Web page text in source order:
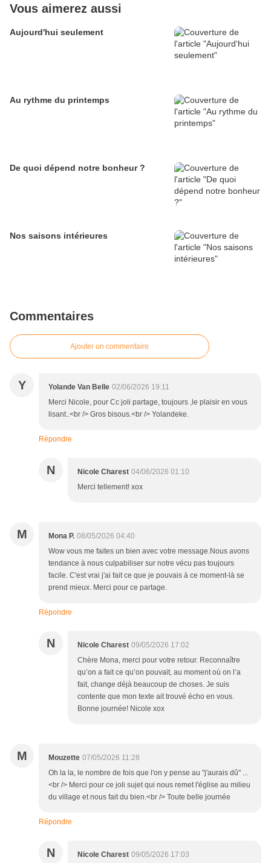
Vous aimerez aussi
Aujourd'hui seulement
Au rythme du printemps
De quoi dépend notre bonheur ?
Nos saisons intérieures
Commentaires
Ajouter un commentaire
Y Yolande Van Belle 02/06/2026 19:11
Merci Nicole, pour Cc joli partage, toujours ,le plaisir en vous
lisant..<br /> Gros bisous.<br /> Yolandeke.
Répondre
N Nicole Charest 04/06/2026 01:10
Merci tellement! xox
M Mona P. 08/05/2026 04:40
Wow vous me faites un bien avec votre message.Nous avons
tendance à nous culpabiliser sur notre vécu pas toujours
facile. C'est vrai j'ai fait ce que je pouvais à ce moment-là se
prend mieux. Merci pour ce partage.
Répondre
N Nicole Charest 09/05/2026 17:02
Chère Mona, merci pour votre retour. Reconnaître
qu’on a fait ce qu’on pouvait, au moment où on l’a
fait, change déjà beaucoup de choses. Je suis
contente que mon texte ait trouvé écho en vous.
Bonne journée! Nicole xox
M Mouzette 07/05/2026 11:28
Oh la la, le nombre de fois que l'on y pense au "j'aurais dû" ...
<br /> Merci pour ce joli sujet qui nous remet l'église au milieu
du village et nous fait du bien.<br /> Toute belle journée
Répondre
N Nicole Charest 09/05/2026 17:03